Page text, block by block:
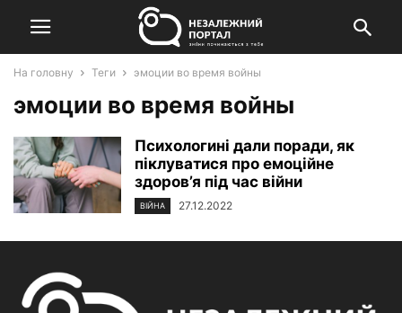
На головну Теги эмоции во время войны
эмоции во время войны
Психологині дали поради, як
піклуватися про емоційне
здоров’я під час війни
ВІЙНА 27.12.2022